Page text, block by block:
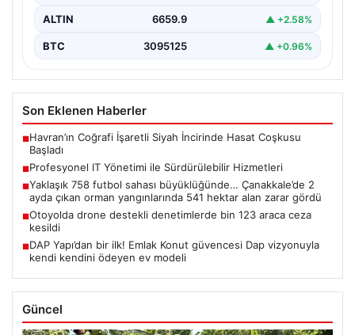
ALTIN 6659.9 ▲ +2.58%
BTC 3095125 ▲ +0.96%
Son Eklenen Haberler
■Havran’ın Coğrafi İşaretli Siyah İncirinde Hasat Coşkusu
Başladı
■Profesyonel IT Yönetimi ile Sürdürülebilir Hizmetleri
■Yaklaşık 758 futbol sahası büyüklüğünde… Çanakkale’de 2
ayda çıkan orman yangınlarında 541 hektar alan zarar gördü
■Otoyolda drone destekli denetimlerde bin 123 araca ceza
kesildi
■DAP Yapı’dan bir ilk! Emlak Konut güvencesi Dap vizyonuyla
kendi kendini ödeyen ev modeli
Güncel